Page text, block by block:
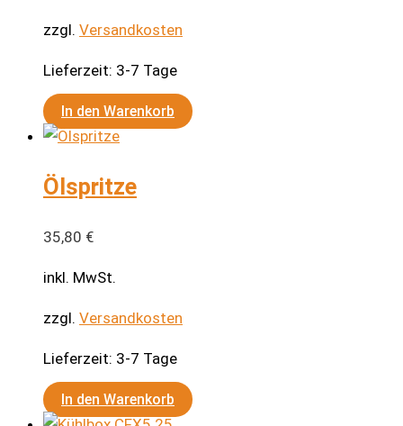
zzgl. Versandkosten
Lieferzeit: 3-7 Tage
In den Warenkorb
Ölspritze
35,80 €
inkl. MwSt.
zzgl. Versandkosten
Lieferzeit: 3-7 Tage
In den Warenkorb